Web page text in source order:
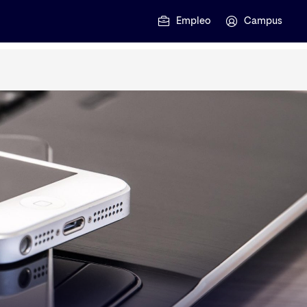
Empleo Campus